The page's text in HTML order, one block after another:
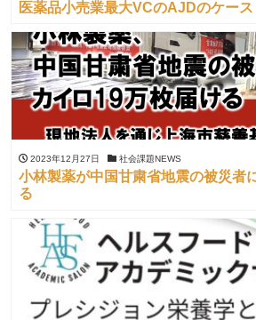
医薬品小売業最大VCのAJDのケース
2023年12月27日 社会課題NEWS
小林製薬が中国甘粛省地震の被災者
る